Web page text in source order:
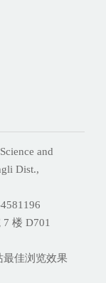
and
Dist.,
楼 D701
佳浏览效果